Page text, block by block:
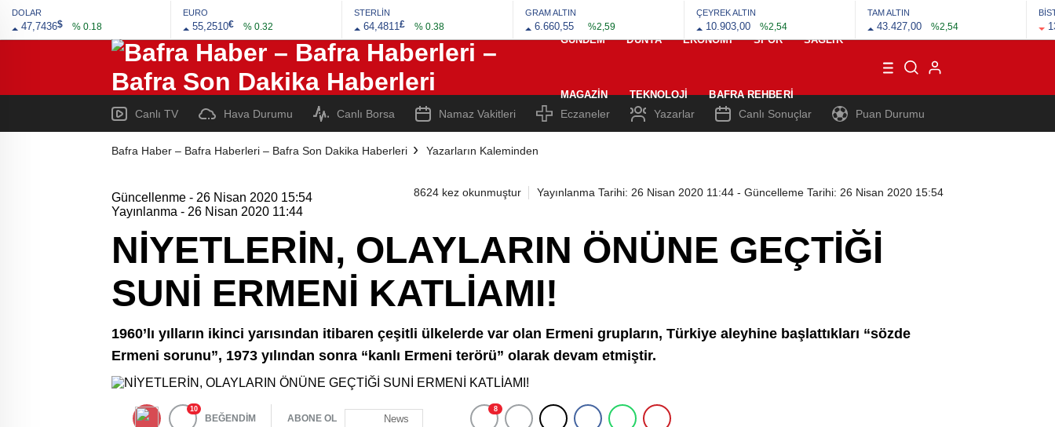
DOLAR
47,7436$ % 0.18
EURO
55,2510€ % 0.32
STERLİN
64,4811£ % 0.38
GRAM ALTIN
6.660,55 %2,59
ÇEYREK ALTIN
10.903,00 %2,54
TAM ALTIN
43.427,00 %2,54
GÜNDEM
DÜNYA EKONOMI SPOR SAĞLIK
MAGAZIN TEKNOLOJI BAFRA REHBERI
Canlı TV Hava Durumu Canlı Borsa Namaz Vakitleri Eczaneler Yazarlar Canlı Sonuçlar Puan Durumu
Bafra Haber – Bafra Haberleri – Bafra Son Dakika Haberleri Yazarların Kaleminden
8624 kez okunmuştur Yayınlanma Tarihi: 26 Nisan 2020 11:44 - Güncelleme Tarihi: 26 Nisan 2020 15:54
Güncellenme - 26 Nisan 2020 15:54
Yayınlanma - 26 Nisan 2020 11:44
NİYETLERİN, OLAYLARIN ÖNÜNE GEÇTİĞİ
SUNİ ERMENİ KATLİAMI!
1960’lı yılların ikinci yarısından itibaren çeşitli ülkelerde var olan Ermeni grupların, Türkiye aleyhine başlattıkları “sözde
Ermeni sorunu”, 1973 yılından sonra “kanlı Ermeni terörü” olarak devam etmiştir.
10
BEĞENDİM ABONE OL News
8